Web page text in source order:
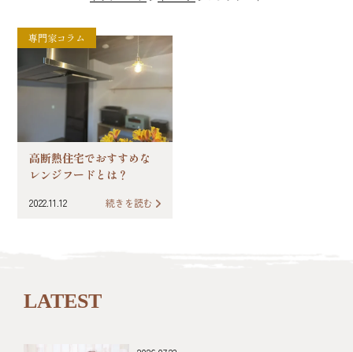
高断熱住宅でおすすめな
レンジフードとは？
2022.11.12 続きを読む
専門家コラム
LATEST